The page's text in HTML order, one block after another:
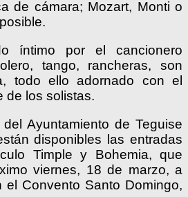
de cámara; Mozart, Monti o
íntimo por el cancionero
tango, rancheras, son
todo ello adornado con el
de los solistas.
Ayuntamiento de Teguise
disponibles las entradas
Timple y Bohemia, que
viernes, 18 de marzo, a
el Convento Santo Domingo,